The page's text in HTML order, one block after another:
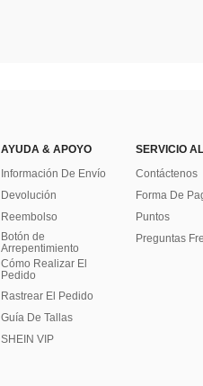
AYUDA & APOYO
Información De Envío
Devolución
Reembolso
Botón de
Arrepentimiento
Cómo Realizar El
Pedido
Rastrear El Pedido
Guía De Tallas
SHEIN VIP
SERVICIO
Contáctenos
Forma De
Puntos
Preguntas